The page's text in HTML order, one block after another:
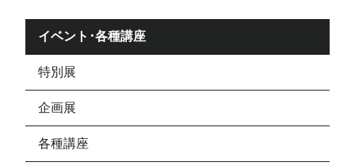
イベント･各種講座
特別展
企画展
各種講座